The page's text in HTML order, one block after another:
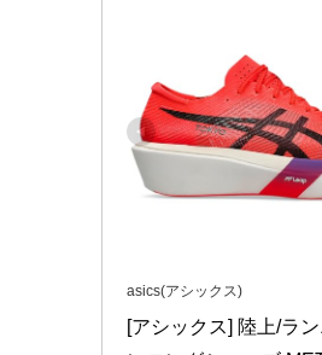
asics(アシックス)
[アシックス] 陸上/ラ